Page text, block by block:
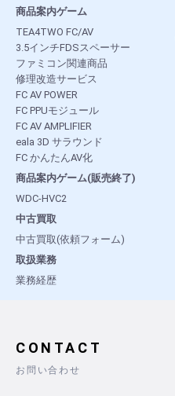
商品案内ゲーム
TEA4TWO FC/AV
3.5インチFDSスペーサー
ファミコン関連商品
修理改造サービス
FC AV POWER
FC PPUモジュール
FC AV AMPLIFIER
eala 3D サラウンド
FC かんたんAV化
商品案内ゲーム(販売終了)
WDC-HVC2
中古買取
中古買取(依頼フォーム)
取扱業務
業務経歴
CONTACT
お問い合わせ